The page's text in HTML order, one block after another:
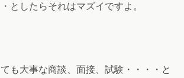
としたらそれはマズイですよ。
も大事な商談、面接、試験・・・・と